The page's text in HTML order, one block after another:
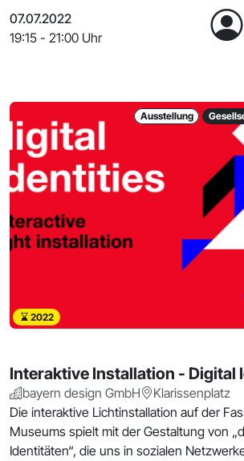
07.07.2022
19:15 - 21:00 Uhr
Ausstellung
2022
Interaktive Installation - Digital
bayern design GmbH
Klarissenplatz
Die interaktive Lichtinstallation auf der
Museums spielt mit der Gestaltung von
Identitäten“, die uns in sozialen